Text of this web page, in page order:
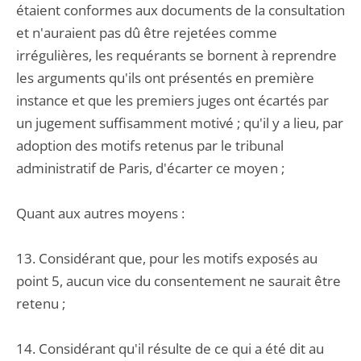
étaient conformes aux documents de la consultation
et n'auraient pas dû être rejetées comme
irrégulières, les requérants se bornent à reprendre
les arguments qu'ils ont présentés en première
instance et que les premiers juges ont écartés par
un jugement suffisamment motivé ; qu'il y a lieu, par
adoption des motifs retenus par le tribunal
administratif de Paris, d'écarter ce moyen ;
Quant aux autres moyens :
13. Considérant que, pour les motifs exposés au
point 5, aucun vice du consentement ne saurait être
retenu ;
14. Considérant qu'il résulte de ce qui a été dit au